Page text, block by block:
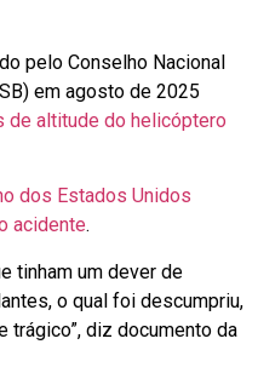
pelo Conselho Nacional
em agosto de 2025
de altitude do helicóptero
dos Estados Unidos
acidente.
tinham um dever de
o qual foi descumpriu,
trágico”, diz documento da